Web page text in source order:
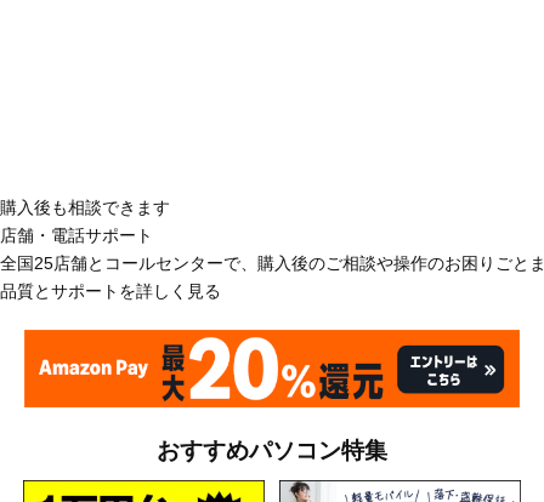
購入後も相談できます
店舗・電話サポート
全国25店舗とコールセンターで、購入後のご相談や操作のお困りごと
品質とサポートを詳しく見る
おすすめパソコン特集